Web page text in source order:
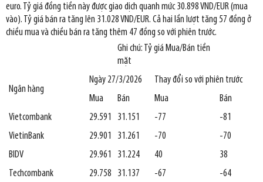
euro. Tỷ giá đồng tiền này được giao dịch quanh mức 30.898 VND/EUR (mua
vào). Tỷ giá bán ra tăng lên 31.028 VND/EUR. Cả hai lần lượt tăng 57 đồng ở
chiều mua và chiều bán ra tăng thêm 47 đồng so với phiên trước.
Ghi chú: Tỷ giá Mua/Bán tiền
mặt
Ngân hàng
Ngày 27/3/2026
Thay đổi so với phiên trước
Mua
Bán Mua
Bán
Vietcombank
29.591 31.151 -77
-81
VietinBank
29.901 31.261 -70
-70
BIDV
29.961 31.224 40
38
Techcombank
29.758 31.137 -67
-64